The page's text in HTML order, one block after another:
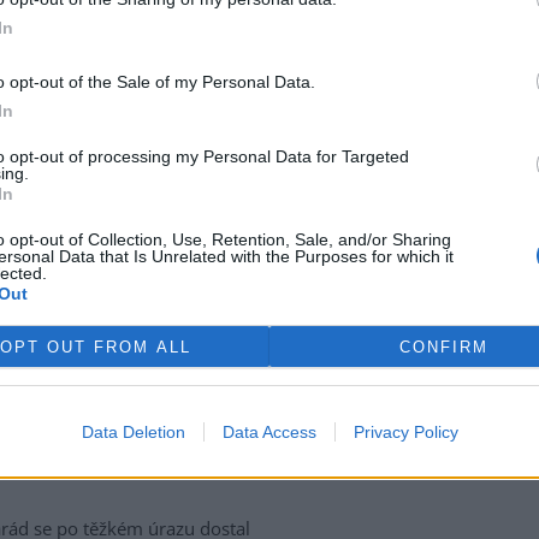
opt-out of the Sale of my Personal Data.
opt-out of processing my Personal Data for Targeted
opt-out of Collection, Use, Retention, Sale, and/or Sharing
Data that Is Unrelated with the Purposes for which it
OPT OUT FROM ALL CONFIRM
Data Deletion Data Access Privacy Policy
ochraně financování
v příštím
vlastníků obecních,
se obrátilo na vládu České
s výzvou, aby do české
2028–2034 a o podobě
promítla požadavek na
financování
Dopis byl adresován
zemědělství, Úřadu
při Evropské unii.
místo výstavby
se po těžkém úrazu dostal